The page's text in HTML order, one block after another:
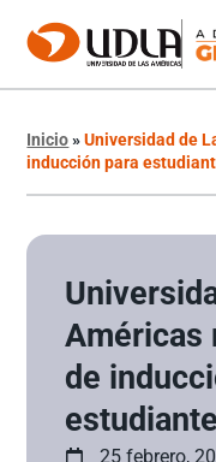
Inicio»Universidad de
inducción para
Américas
de
25 febrero,